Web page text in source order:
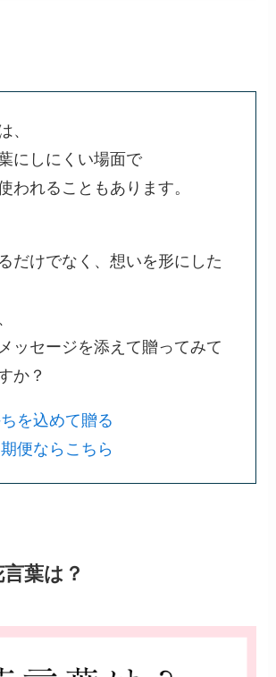
、
にしにくい場面で
われることもあります。
だけでなく、想いを形にした
ッセージを添えて贈ってみて
か？
を込めて贈る
便ならこちら
言葉は？